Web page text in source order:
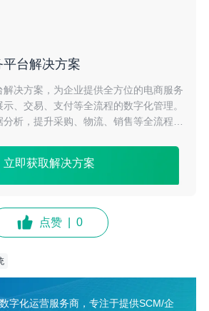
台解决方案
决方案，为企业提供全方位的电商服务
、交易、支付等全流程的数字化管理。
析，提升采购、物流、销售等全流程的
立即获取解决方案
点赞 0
字化运营服务商，专注于提供SCM/企